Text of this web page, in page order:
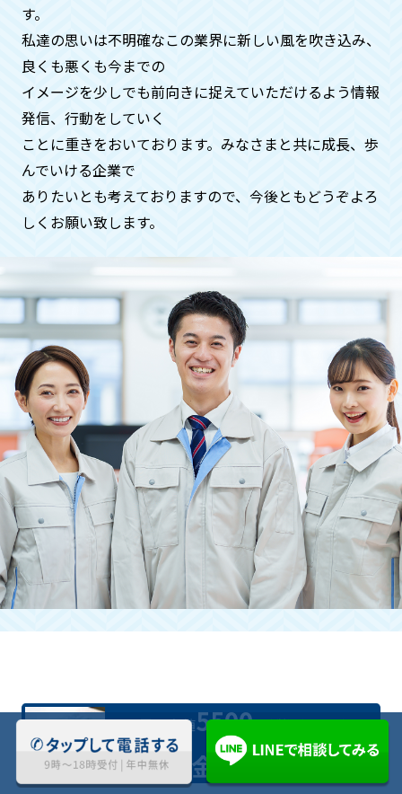
急ぎで何とかしてほしいのです
が、、、
ご安心ください。基本即日対応いたして
おります。時間帯も遅くてもご希望でし
たらお伺いさせていただきます（深夜料
金などはかかりません）
供養に関することは、全般的にお受けい
たしておりますのでご安心くださいま
立ち合いが難しい場合も引き受けて
いただけますか？
はい。お時間を作るのが難しい方にも快
く対応させていただきます。
お問い合わせくださいませ。
す。
私達の思いは不明確なこの業界に新しい風を吹き込み、
良くも悪くも今までの
イメージを少しでも前向きに捉えていただけるよう情報
発信、⾏動をしていく
ことに重きをおいております。みなさまと共に成⻑、歩
んでいける企業で
ありたいとも考えておりますので、今後ともどうぞよろ
しくお願い致します。
業界最安値5500円(税込)〜対応
料金について